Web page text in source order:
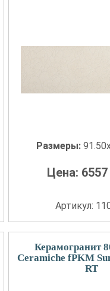
Размеры:
Цена: 6557
Артикул:
Керамогранит
Ceramiche fPKM
RT